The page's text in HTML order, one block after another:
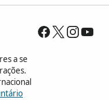
a se